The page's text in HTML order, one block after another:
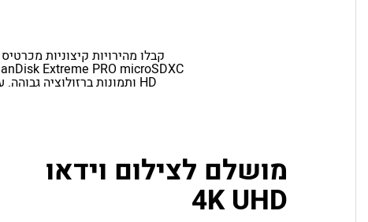
מושלם לצילום וידאו
4K UHD